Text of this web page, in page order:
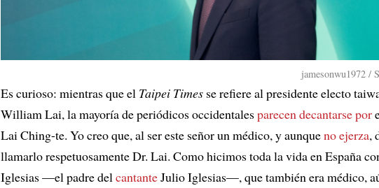
jamesonwu1972 /
Es curioso: mientras que el Taipei Times se refiere al presidente electo
William Lai, la mayoría de periódicos occidentalesparecen decantarse por
Lai Ching-te. Yo creo que, al ser este señor un médico, y aunqueno ejerza,
llamarlo respetuosamente Dr. Lai. Como hicimos toda la vida en España
Iglesias —el padre del cantanteJulio Iglesias—, que también era médico,